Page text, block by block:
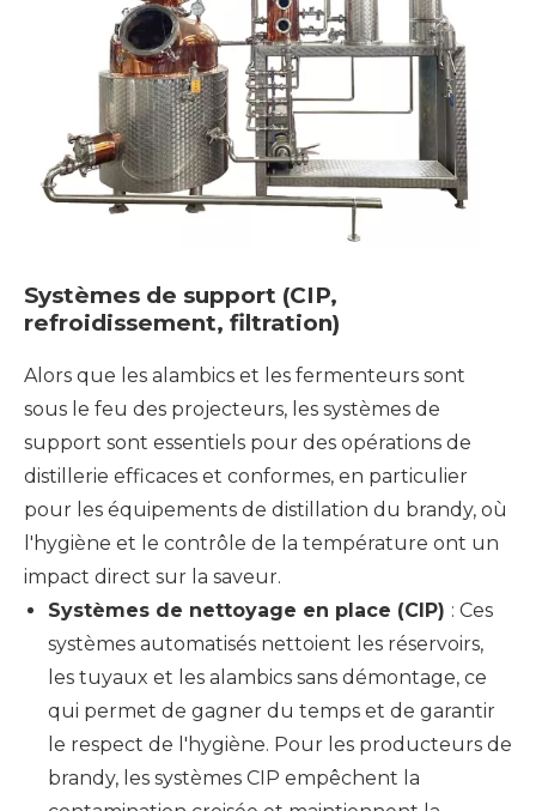
Systèmes de support (CIP,
refroidissement, filtration)
Alors que les alambics et les fermenteurs sont
sous le feu des projecteurs, les systèmes de
support sont essentiels pour des opérations de
distillerie efficaces et conformes, en particulier
pour les équipements de distillation du brandy, où
l'hygiène et le contrôle de la température ont un
impact direct sur la saveur.
Systèmes de nettoyage en place (CIP) : Ces
systèmes automatisés nettoient les réservoirs,
les tuyaux et les alambics sans démontage, ce
qui permet de gagner du temps et de garantir
le respect de l'hygiène. Pour les producteurs de
brandy, les systèmes CIP empêchent la